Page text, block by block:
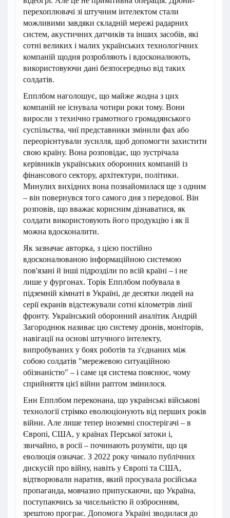
перехоплювачі зі штучним інтелектом стали
можливими завдяки складній мережі радарних
систем, акустичних датчиків та інших засобів, які
сотні великих і малих українських технологічних
компаній щодня розробляють і вдосконалюють,
використовуючи дані безпосередньо від таких
солдатів.
Епплбом наголошує, що майже жодна з цих
компаній не існувала чотири роки тому. Вони
виросли з технічно грамотного громадянського
суспільства, чиї представники змінили фах або
переорієнтували зусилля, щоб допомогти захистити
свою країну. Вона розповідає, що зустрічала
керівників українських оборонних компаній із
фінансового сектору, архітектури, політики.
Минулих вихідних вона познайомилася ще з одним
– він повернувся того самого дня з передової. Він
розповів, що вважає корисним дізнаватися, як
солдати використовують його продукцію і як її
можна вдосконалити.
Як зазначає авторка, з цією постійно
вдосконалюваною інформаційною системою
пов'язані й інші підрозділи по всій країні – і не
лише у фургонах. Торік Епплбом побувала в
підземній кімнаті в Україні, де десятки людей на
серії екранів відстежували сотні кілометрів лінії
фронту. Український оборонний аналітик Андрій
Загороднюк називає цю систему дронів, моніторів,
навігації на основі штучного інтелекту,
випробуваних у боях роботів та з'єднаних між
собою солдатів "мережевою ситуаційною
обізнаністю" – і саме ця система пояснює, чому
сприйняття цієї війни раптом змінилося.
Енн Епплбом переконана, що українські військові
технології стрімко еволюціонують від перших років
війни. Але лише тепер іноземні спостерігачі – в
Європі, США, у країнах Перської затоки і,
звичайно, в росії – починають розуміти, що ця
еволюція означає. З 2022 року чимало публічних
дискусій про війну, навіть у Європі та США,
відтворювали наратив, який просувала російська
пропаганда, мовчазно припускаючи, що Україна,
поступаючись за чисельністю й озброєнням,
зрештою програє. Допомога Україні зводилася до